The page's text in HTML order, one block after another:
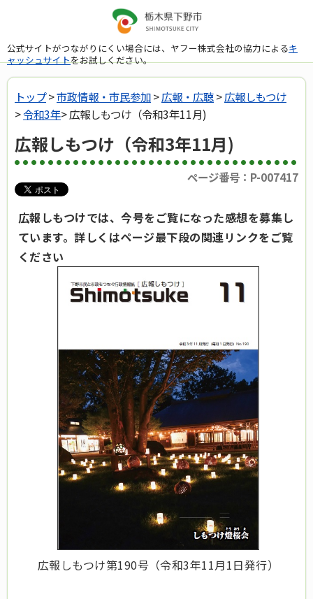
公式サイトがつながりにくい場合には、ヤフー株式会社の協力によるキ
ャッシュサイトをお試しください。
トップ>市政情報・市民参加>広報・広聴>広報しもつけ
>令和3年> 広報しもつけ（令和3年11月)
広報しもつけ（令和3年11月)
ページ番号：P-007417
広報しもつけでは、今号をご覧になった感想を募集し
ています。詳しくはページ最下段の関連リンクをご覧
ください
広報しもつけ第190号（令和3年11月1日発行）